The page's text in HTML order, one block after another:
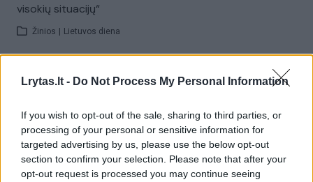
Lrytas.lt - Do Not Process My Personal Information
If you wish to opt-out of the sale, sharing to third parties, or
processing of your personal or sensitive information for
targeted advertising by us, please use the below opt-out
section to confirm your selection. Please note that after your
opt-out request is processed you may continue seeing
visokių situacijų“
Žinios Lietuvos diena
00:41:28
L. Kontrimas, A. Lašas, A. Lyberytė: ko nesupranta
Laidos | Lietuva tiesiogiai
Visi įrašai